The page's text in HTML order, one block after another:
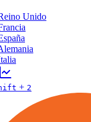
Unido
+ 2